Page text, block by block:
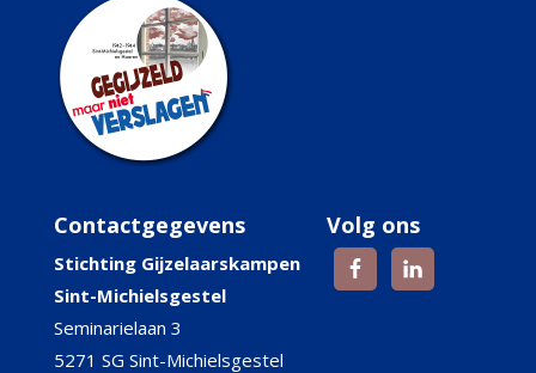
Contactgegevens
Stichting Gijzelaarskampen
Sint-Michielsgestel
Seminarielaan 3
5271 SG Sint-Michielsgestel
Volg ons